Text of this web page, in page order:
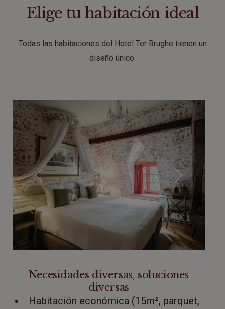
Elige tu habitación ideal
Todas las habitaciones del Hotel Ter Brughe tienen un
diseño único.
Necesidades diversas, soluciones
diversas
Habitación económica (15m², parquet,